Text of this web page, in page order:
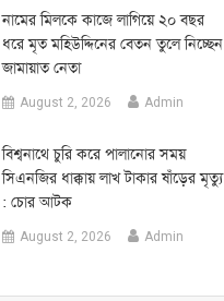
নামের মিলকে কাজে লাগিয়ে ২০ বছর
ধরে মৃত মহিউদ্দিনের বেতন তুলে নিচ্ছেন
জামায়াত নেতা
August 2, 2026 Admin
‎বিশ্বনাথে চুরি করে পালানোর সময়
সিএনজির ধাক্কায় লাখ টাকার ষাঁড়ের মৃত্যু
: চোর আটক
August 2, 2026 Admin